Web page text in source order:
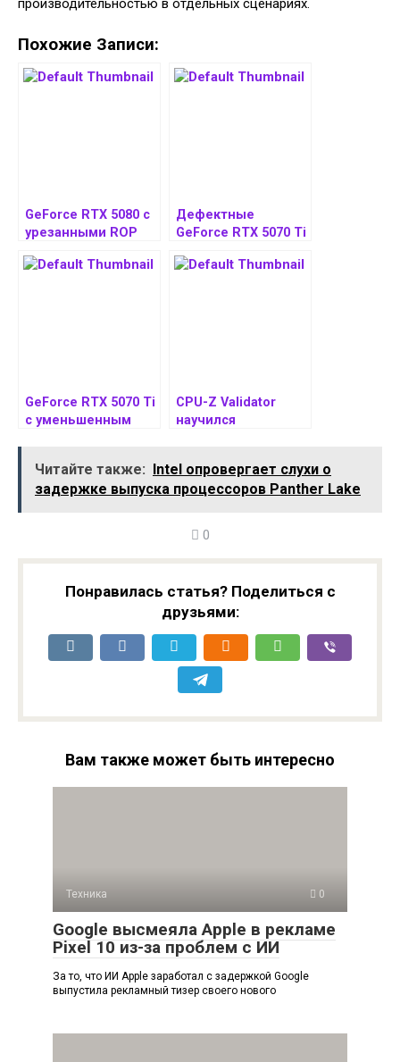
производительностью в отдельных сценариях.
Похожие Записи:
GeForce RTX 5080 с
урезанными ROP
меньшую
Дефектные
GeForce RTX 5070 Ti
вместо
GeForce RTX 5070 Ti
с уменьшенным
полноценной
модели до 12%
CPU-Z Validator
научился
5000 с
уменьшенным
Читайте также: Intel опровергает слухи о
задержке выпуска процессоров Panther Lake
0
Понравилась статья? Поделиться с
друзьями:
Вам также может быть интересно
Техника 0
Google высмеяла Apple в рекламе
Pixel 10 из-за проблем с ИИ
За то, что ИИ Apple заработал с задержкой Google
выпустила рекламный тизер своего нового